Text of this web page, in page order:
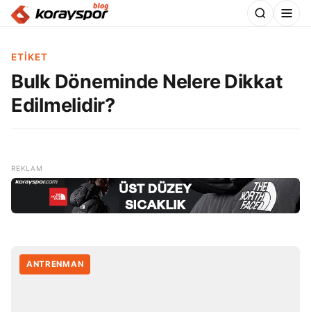
ETIKET
Bulk Döneminde Nelere Dikkat
Edilmelidir?
ANTRENMAN